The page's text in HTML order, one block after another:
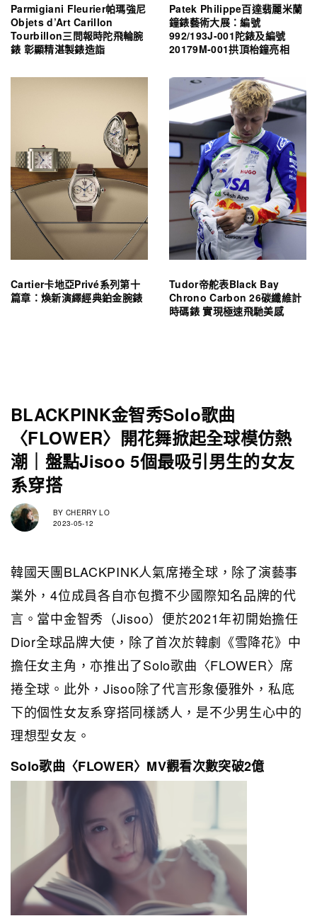
Parmigiani Fleurier帕瑪強尼
Objets d’Art Carillon
Tourbillon三問報時陀飛輪腕
錶 彰顯精湛製錶造詣
Patek Philippe百達翡麗米蘭
鐘錶藝術大展：編號
992/193J-001陀錶及編號
20179M-001拱頂枱鐘亮相
Cartier卡地亞Privé系列第十
篇章：煥新演繹經典鉑金腕錶
Tudor帝舵表Black Bay
Chrono Carbon 26碳纖維計
時碼錶 實現極速飛馳美感
BLACKPINK金智秀Solo歌曲
〈FLOWER〉開花舞掀起全球模仿熱
潮｜盤點Jisoo 5個最吸引男生的女友
系穿搭
BY CHERRY LO
2023-05-12
韓國天團BLACKPINK人氣席捲全球，除了演藝事
業外，4位成員各自亦包攬不少國際知名品牌的代
言。當中金智秀（Jisoo）便於2021年初開始擔任
Dior全球品牌大使，除了首次於韓劇《雪降花》中
擔任女主角，亦推出了Solo歌曲 〈FLOWER〉席
捲全球 。此外，Jisoo除了代言形象優雅外，私底
下的個性女友系穿搭同樣誘人，是不少男生心中的
理想型女友。
Solo歌曲〈FLOWER〉MV觀看次數突破2億